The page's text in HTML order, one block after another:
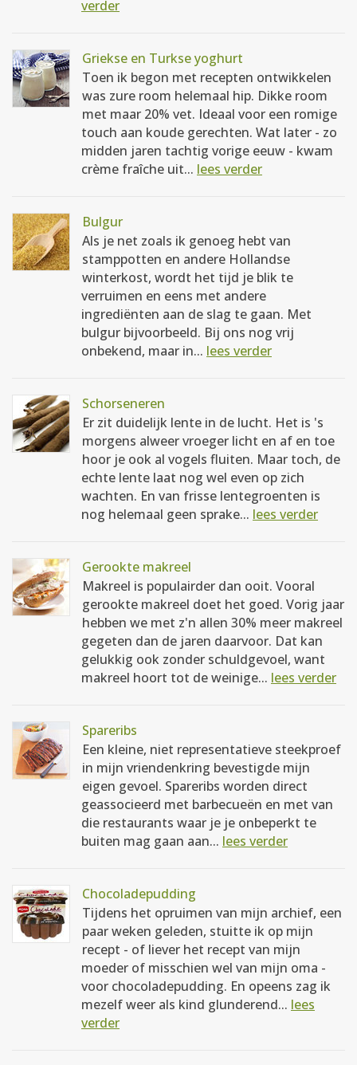
verder
Griekse en Turkse yoghurt
Toen ik begon met recepten ontwikkelen
was zure room helemaal hip. Dikke room
met maar 20% vet. Ideaal voor een romige
touch aan koude gerechten. Wat later - zo
midden jaren tachtig vorige eeuw - kwam
crème fraîche uit... lees verder
Bulgur
Als je net zoals ik genoeg hebt van
stamppotten en andere Hollandse
winterkost, wordt het tijd je blik te
verruimen en eens met andere
ingrediënten aan de slag te gaan. Met
bulgur bijvoorbeeld. Bij ons nog vrij
onbekend, maar in... lees verder
Schorseneren
Er zit duidelijk lente in de lucht. Het is 's
morgens alweer vroeger licht en af en toe
hoor je ook al vogels fluiten. Maar toch, de
echte lente laat nog wel even op zich
wachten. En van frisse lentegroenten is
nog helemaal geen sprake... lees verder
Gerookte makreel
Makreel is populairder dan ooit. Vooral
gerookte makreel doet het goed. Vorig jaar
hebben we met z'n allen 30% meer makreel
gegeten dan de jaren daarvoor. Dat kan
gelukkig ook zonder schuldgevoel, want
makreel hoort tot de weinige... lees verder
Spareribs
Een kleine, niet representatieve steekproef
in mijn vriendenkring bevestigde mijn
eigen gevoel. Spareribs worden direct
geassocieerd met barbecueën en met van
die restaurants waar je je onbeperkt te
buiten mag gaan aan... lees verder
Chocoladepudding
Tijdens het opruimen van mijn archief, een
paar weken geleden, stuitte ik op mijn
recept - of liever het recept van mijn
moeder of misschien wel van mijn oma -
voor chocoladepudding. En opeens zag ik
mezelf weer als kind glunderend... lees
verder